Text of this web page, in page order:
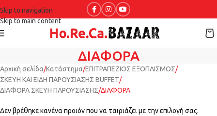
Skip to navigation
Skip to main content
ΔΙΑΦΟΡΑ
Αρχική σελίδα Κατάστημα ΕΠΙΤΡΑΠΕΖΙΟΣ ΕΞΟΠΛΙΣΜΟΣ
ΣΚΕΥΗ ΚΑΙ ΕΙΔΗ ΠΑΡΟΥΣΙΑΣΗΣ BUFFET
ΔΙΑΦΟΡΑ ΣΚΕΥΗ ΠΑΡΟΥΣΙΑΣΗΣ ΔΙΑΦΟΡΑ
Δεν βρέθηκε κανένα προϊόν που να ταιριάζει με την επιλογή σας.